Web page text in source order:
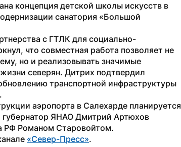
концепция детской школы искусств в
санатория «Большой
с ГТЛК для социально-
что совместная работа позволяет не
но и реализовывать значимые
северян. Дитрих подтвердил
транспортной инфраструктуры
аэропорта в Салехарде планируется
губернатор ЯНАО Дмитрий Артюхов
РФ Романом Старовойтом.
«Север-Пресс».